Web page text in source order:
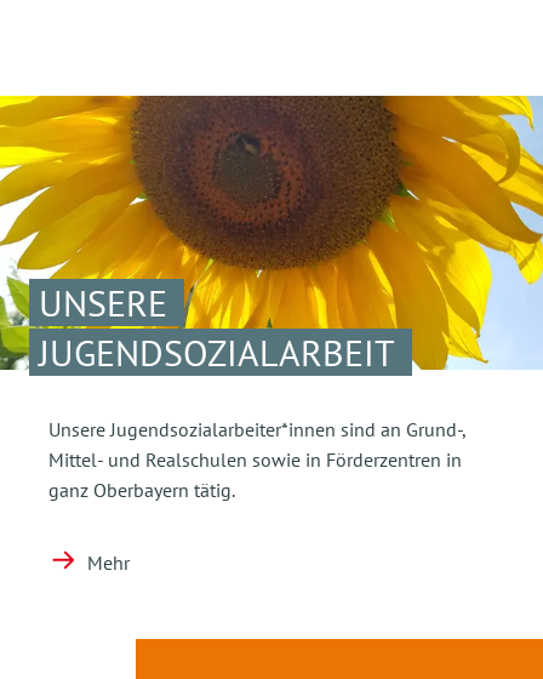
UNSERE
JUGENDSOZIALARBEIT
Unsere Jugendsozialarbeiter*innen sind an Grund-,
Mittel- und Realschulen sowie in Förderzentren in
ganz Oberbayern tätig.
Mehr